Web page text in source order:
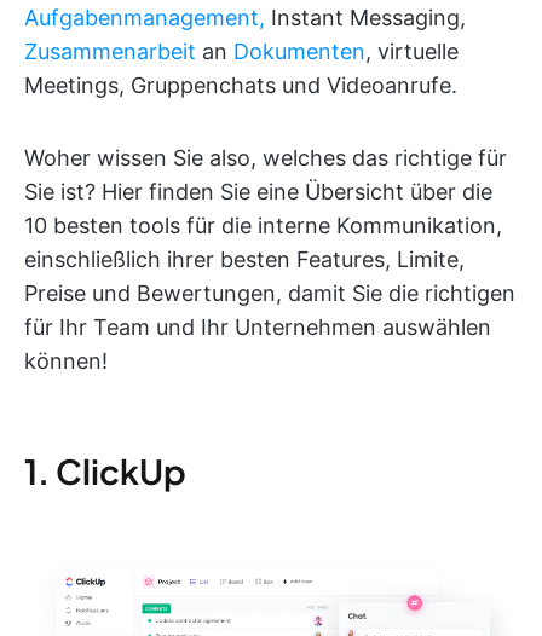
Aufgabenmanagement, Instant Messaging,
Zusammenarbeit an Dokumenten, virtuelle
Meetings, Gruppenchats und Videoanrufe.
Woher wissen Sie also, welches das richtige für
Sie ist? Hier finden Sie eine Übersicht über die
10 besten tools für die interne Kommunikation,
einschließlich ihrer besten Features, Limite,
Preise und Bewertungen, damit Sie die richtigen
für Ihr Team und Ihr Unternehmen auswählen
können!
1. ClickUp